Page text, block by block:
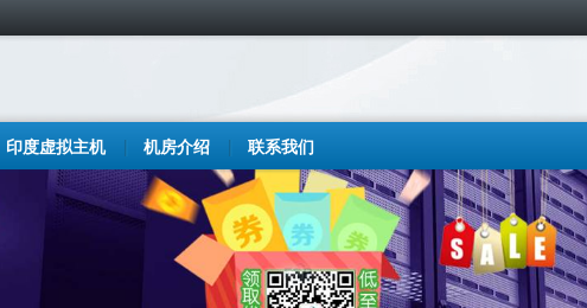
印度虚拟主机 机房介绍 联系我们